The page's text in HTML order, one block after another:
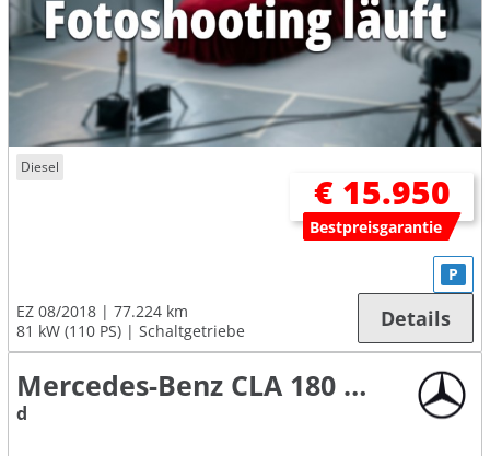
Diesel
€ 15.950
Bestpreisgarantie
EZ 08/2018
77.224 km
81 kW (110 PS)
Schaltgetriebe
P
Details
Mercedes-Benz CLA 180 Shooting Brake
d